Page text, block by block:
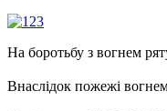
На боротьбу з вогнем
Внаслідок пожежі